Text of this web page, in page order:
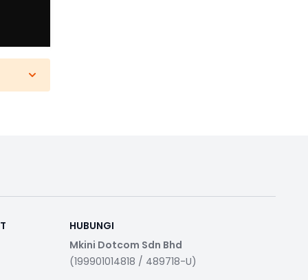
HUBUNGI
Mkini Dotcom Sdn Bhd
(199901014818 / 489718-U)